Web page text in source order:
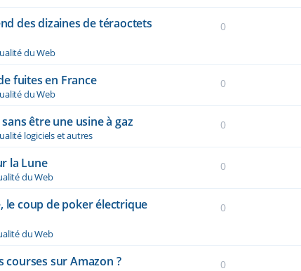
des dizaines de téraoctets
du Web
0
fuites en France
du Web
0
être une usine à gaz
logiciels et autres
0
la Lune
du Web
0
le coup de poker électrique
du Web
0
courses sur Amazon ? 0